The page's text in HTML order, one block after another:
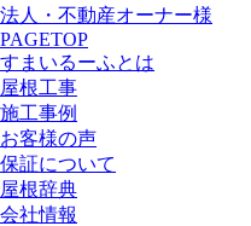
法人・不動産オーナー様
PAGETOP
すまいるーふとは
屋根工事
施工事例
お客様の声
保証について
屋根辞典
会社情報